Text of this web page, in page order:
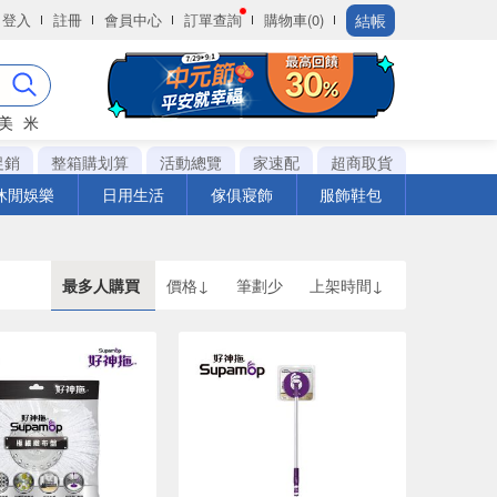
登入 註冊 會員中心 訂單查詢 購物車(0) 結帳
米
銷
整箱購划算 活動總覽 家速配
超商取貨
閒娛樂
日用生活 傢俱寢飾 服飾鞋包
最多人購買 價格↓ 筆劃少 上架時間↓